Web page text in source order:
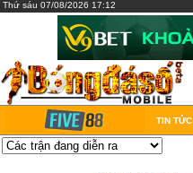
Thứ sáu 07/08/2026 17:12
TIN TỨC